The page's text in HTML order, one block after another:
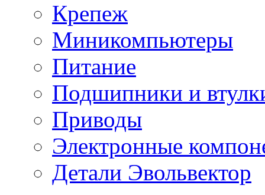
Крепеж
Миникомпьютеры
Питание
Подшипники и
Приводы
Электронные
Детали Эвольвектор